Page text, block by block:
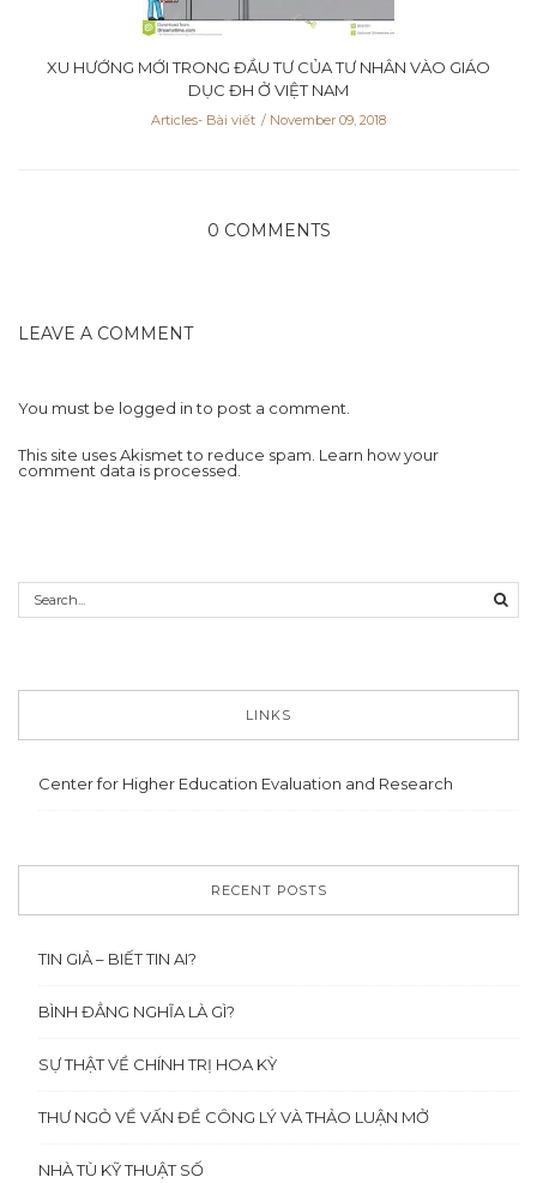
XU HƯỚNG MỚI TRONG ĐẦU TƯ CỦA TƯ NHÂN VÀO GIÁO
DỤC ĐH Ở VIỆT NAM
Articles- Bài viết November 09, 2018
0 COMMENTS
LEAVE A COMMENT
You must be logged into post a comment.
This site uses Akismet to reduce spam. Learn how your
comment data is processed.
LINKS
Center for Higher Education Evaluation and Research
RECENT POSTS
TIN GIẢ – BIẾT TIN AI?
BÌNH ĐẲNG NGHĨA LÀ GÌ?
SỰ THẬT VỀ CHÍNH TRỊ HOA KỲ
THƯ NGỎ VỀ VẤN ĐỀ CÔNG LÝ VÀ THẢO LUẬN MỞ
NHÀ TÙ KỸ THUẬT SỐ